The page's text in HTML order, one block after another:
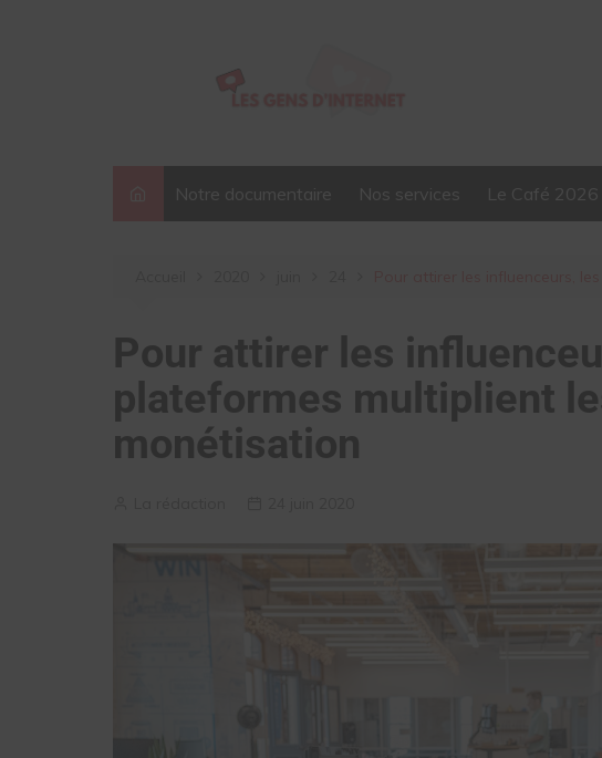
Notre documentaire Nos services Le Café 2026
Pour attirer les
plateformes multiplient
monétisation